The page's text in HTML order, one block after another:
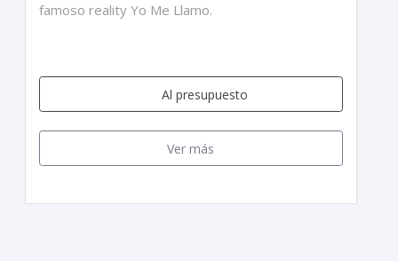
famoso reality Yo Me Llamo.
Al presupuesto
Ver más